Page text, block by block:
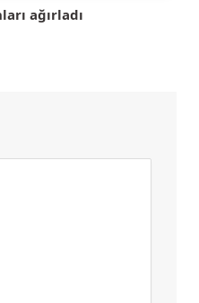
ağırladı